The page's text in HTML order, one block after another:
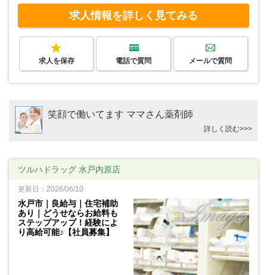
求人情報を詳しく見てみる
求人を保存 電話で質問 メールで質問
笑顔で働いてます ママさん薬剤師
詳しく読む>>>
ツルハドラッグ 水戸内原店
更新日：2026/06/10
水戸市｜良給与｜住宅補助
あり｜どうせならお給料も
ステップアップ！経験によ
り高給可能♪【社員募集】